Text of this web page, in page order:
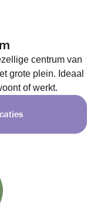
centrum van
grote plein. Ideaal
of werkt.